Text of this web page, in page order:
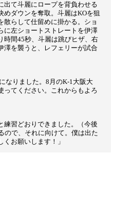
出て斗麗にロープを背負わせる
めダウンを奪取。斗麗はKOを狙
散らして仕留めに掛かる。ショ
に左ショートストレートを伊澤
時間45秒、斗麗は跳びヒザ、右
澤を襲うと、レフェリーが試合
なりました。8月のK-1大阪大
ってください。これからもよろ
練習どおりできました。（今後
ので、それに向けて。僕は出た
お願いします！」